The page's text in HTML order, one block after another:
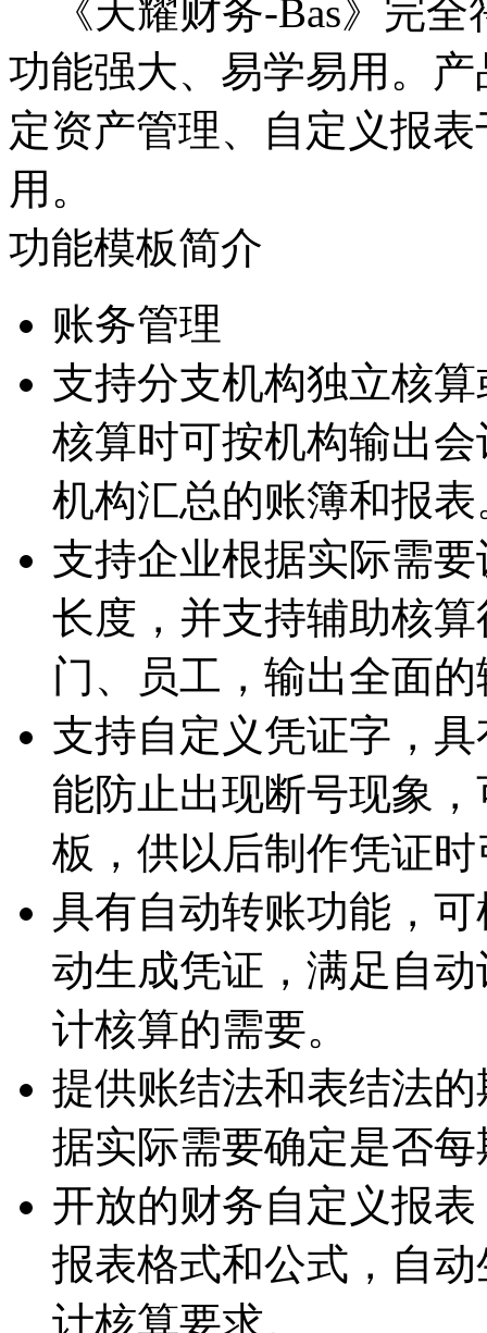
《天耀财务-Bas》完全
功能强大、易学易用。
定资产管理、自定义报
用。
功能模板简介
账务管理
支持分支机构独立核
核算时可按机构输出
机构汇总的账簿和报表
支持企业根据实际需
长度，并支持辅助核
门、员工，输出全面
支持自定义凭证字，
能防止出现断号现象
板，供以后制作凭证
具有自动转账功能，
动生成凭证，满足自
计核算的需要。
提供账结法和表结法
据实际需要确定是否
开放的财务自定义报
报表格式和公式，自
计核算要求。